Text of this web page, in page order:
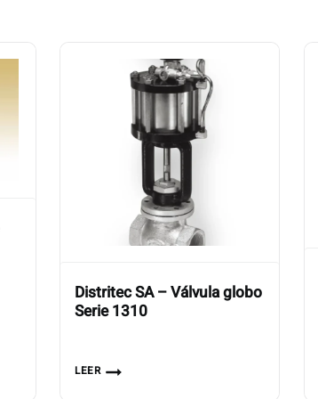
Distritec SA – Válvula globo
Serie 1310
LEER